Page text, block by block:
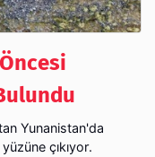
Yunanistan'da
çıkıyor.